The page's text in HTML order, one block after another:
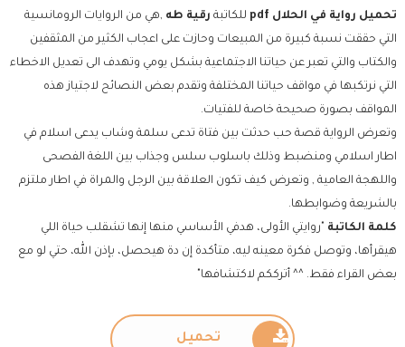
تحميل رواية في الحلال pdf للكاتبة رقية طه ,هي من الروايات الرومانسية
التي حققت نسبة كبيرة من المبيعات وحازت على اعجاب الكثير من المثقفين
والكتاب والتي تعبر عن حياتنا الاجتماعية بشكل يومي وتهدف الى تعديل الاخطاء
التي نرتكبها في مواقف حياتنا المختلفة وتقدم بعض النصائح لاجتياز هذه
المواقف بصورة صحيحة خاصة للفتيات.
وتعرض الرواية قصة حب حدثت بين فتاة تدعى سلمة وشاب يدعى اسلام في
اطار اسلامي ومنضبط وذلك باسلوب سلس وجذاب بين اللغة الفصحى
واللهجة العامية , وتعرض كيف تكون العلاقة بين الرجل والمراة في اطار ملتزم
بالشريعة وضوابطها.
كلمة الكاتبة "روايتي الأولى، هدفي الأساسي منها إنها تشقلب حياة اللي
هيقرأها، وتوصل فكرة معينه ليه، متأكدة إن دة هيحصل، بإذن الله، حتي لو مع
بعض القراء فقط. ^^ أترككم لاكتشافها"
تحميل